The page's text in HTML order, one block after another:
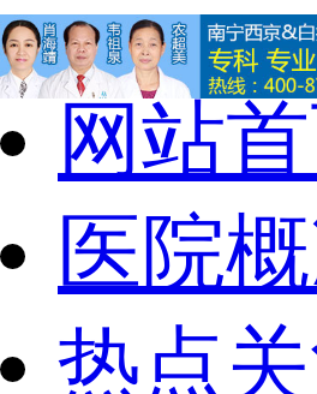
网站
医院
热点